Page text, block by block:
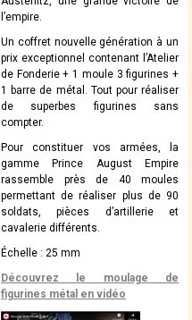
l’empire.
Un coffret nouvelle génération à un
prix exceptionnel contenant l’Atelier
de Fonderie + 1 moule 3 figurines +
1 barre de métal. Tout pour réaliser
de superbes figurines sans
compter.
Pour constituer vos armées, la
gamme Prince August Empire
rassemble près de 40 moules
permettant de réaliser plus de 90
soldats, pièces d’artillerie et
cavalerie différents.
Échelle : 25 mm
Découvrez le moulage de
figurines métal en vidéo